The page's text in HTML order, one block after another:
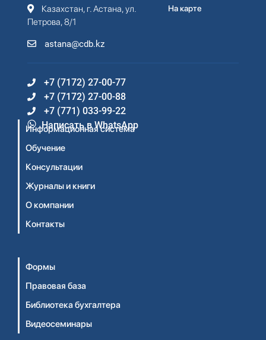
Казахстан, г. Астана, ул.
Петрова, 8/1
astana@cdb.kz
На карте
+7 (7172) 27-00-77
+7 (7172) 27-00-88
+7 (771) 033-99-22
Написать в WhatsApp
Информационная система
Обучение
Консультации
Журналы и книги
О компании
Контакты
Формы
Правовая база
Библиотека бухгалтера
Видеосеминары